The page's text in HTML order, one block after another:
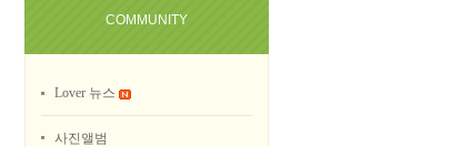
COMMUNITY
Lover 뉴스
사진앨범